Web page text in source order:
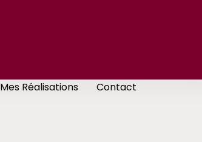
Mes Réalisations Contact